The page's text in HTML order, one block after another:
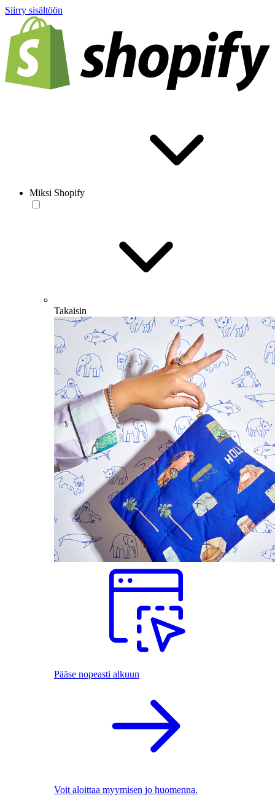
Siirry sisältöön
Miksi Shopify
Takaisin
Pääse nopeasti alkuun
Voit aloittaa myymisen jo huomenna.